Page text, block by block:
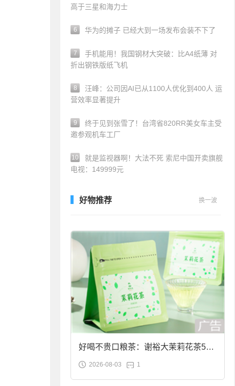
高于三星和海力士
6 华为的摊子 已经大到一场发布会装不下了
7
手机能用！我国钢材大突破：比A4纸薄 对
折出钢铁版纸飞机
8
汪峰：公司因AI已从1100人优化到400人 运
营效率显著提升
9
终于见到张雪了！台湾省820RR美女车主受
邀参观机车工厂
10
就是监视器啊！大法不死 索尼中国开卖旗舰
电视：149999元
好物推荐 换一波
好喝不贵口粮茶：谢裕大茉莉花茶50g
袋装9.9元到手
2026-08-03 1